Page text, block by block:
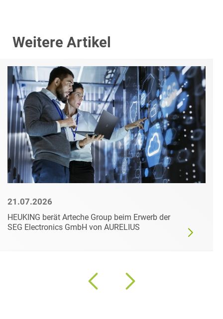
Weitere Artikel
21.07.2026
HEUKING berät Arteche Group beim Erwerb der
SEG Electronics GmbH von AURELIUS